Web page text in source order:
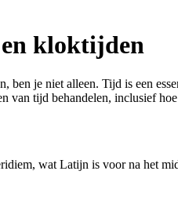
kloktijden
je niet alleen. Tijd is een
tijd behandelen, inclusief
wat Latijn is voor na het